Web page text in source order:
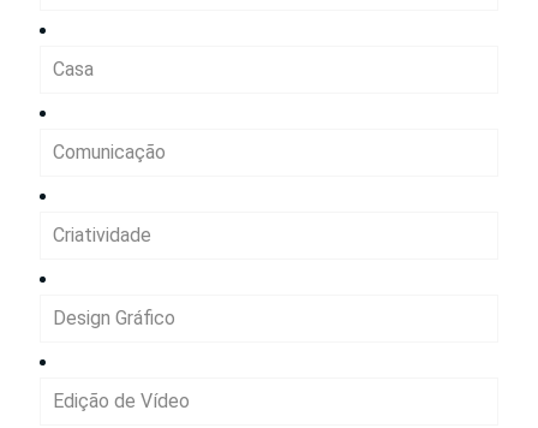
Casa
Comunicação
Criatividade
Design Gráfico
Edição de Vídeo